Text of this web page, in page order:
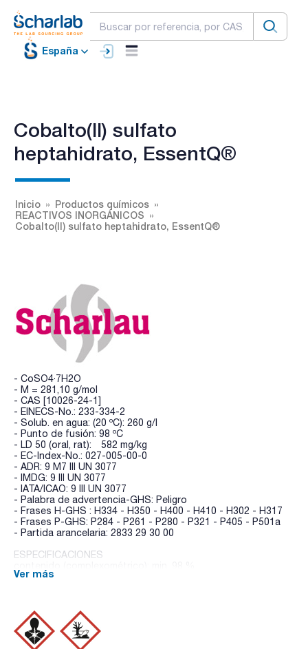
España
Cobalto(II) sulfato
heptahidrato, EssentQ®
Inicio
Productos químicos
REACTIVOS INORGÁNICOS
Cobalto(II) sulfato heptahidrato, EssentQ®
- CoSO4·7H2O
- M = 281,10 g/mol
- CAS [10026-24-1]
- EINECS-No.: 233-334-2
- Solub. en agua: (20 ºC): 260 g/l
- Punto de fusión: 98 ºC
- LD 50 (oral, rat): 582 mg/kg
- EC-Index-No.: 027-005-00-0
- ADR: 9 M7 III UN 3077
- IMDG: 9 III UN 3077
- IATA/ICAO: 9 III UN 3077
- Palabra de advertencia-GHS: Peligro
- Frases H-GHS : H334 - H350 - H400 - H410 - H302 - H317
- Frases P-GHS: P284 - P261 - P280 - P321 - P405 - P501a
- Partida arancelaria: 2833 29 30 00
ESPECIFICACIONES
pH (5 %, H2O): min. 3
cobre (Cu): max. 0,005 %
hierro (Fe): max. 0,005 %
plomo (Pb): max. 0,005 %
cinc (Zn): max. 0,01 %
Ver más